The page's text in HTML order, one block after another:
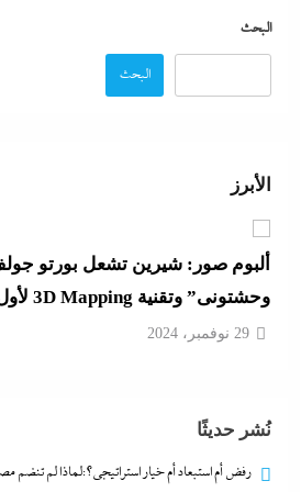
البحث
البحث
الأبرز
كلمات الأغانى وردود الفعل الغريبة
29 نوفمبر، 2024
ألبوم صور: شيرين تشعل بورتو
وحشتونى” وتقنية 3D Mapping لأول مرة
29 نوفمبر، 2024
بين نقابتى الصحفيين والعمال
29 نوفمبر، 2024
نُشر حديثًا
رفض أم استبعاد أم خيار استراتيجي؟:لماذا لم تنضم